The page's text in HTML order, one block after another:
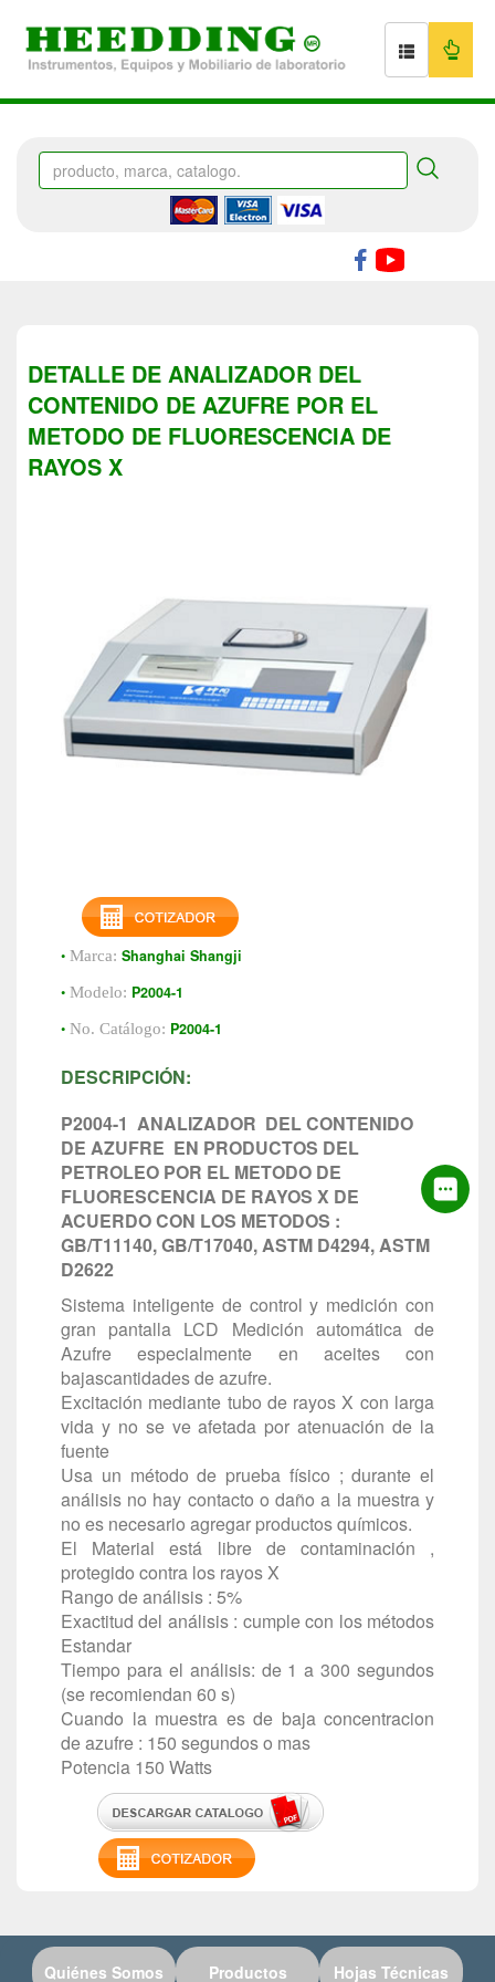
DETALLE DE ANALIZADOR DEL
CONTENIDO DE AZUFRE POR EL
METODO DE FLUORESCENCIA DE
RAYOS X
• Marca: Shanghai Shangji
• Modelo: P2004-1
• No. Catálogo: P2004-1
DESCRIPCIÓN:
P2004-1 ANALIZADOR DEL CONTENIDO
DE AZUFRE EN PRODUCTOS DEL
PETROLEO POR EL METODO DE
FLUORESCENCIA DE RAYOS X DE
ACUERDO CON LOS METODOS :
GB/T11140, GB/T17040, ASTM D4294, ASTM
D2622
Sistema inteligente de control y medición con
gran pantalla LCD Medición automática de
Azufre especialmente en aceites con
bajascantidades de azufre.
Excitación mediante tubo de rayos X con larga
vida y no se ve afetada por atenuación de la
fuente
Usa un método de prueba físico ; durante el
análisis no hay contacto o daño a la muestra y
no es necesario agregar productos químicos.
El Material está libre de contaminación ,
protegido contra los rayos X
Rango de análisis : 5%
Exactitud del análisis : cumple con los métodos
Estandar
Tiempo para el análisis: de 1 a 300 segundos
(se recomiendan 60 s)
Cuando la muestra es de baja concentracion
de azufre : 150 segundos o mas
Potencia 150 Watts
Quiénes Somos Productos Hojas Técnicas